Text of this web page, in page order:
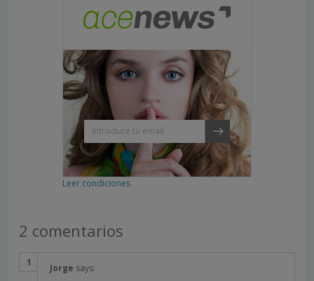
Leer condiciones
2 comentarios
Jorge says: